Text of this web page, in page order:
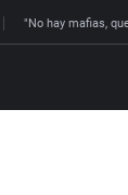
"No hay mafias,